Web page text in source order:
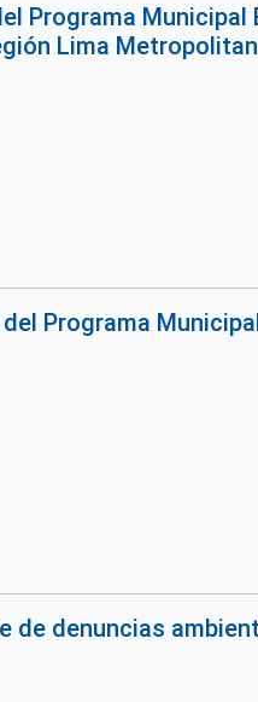
Programa
Lima
Programa
de denuncias